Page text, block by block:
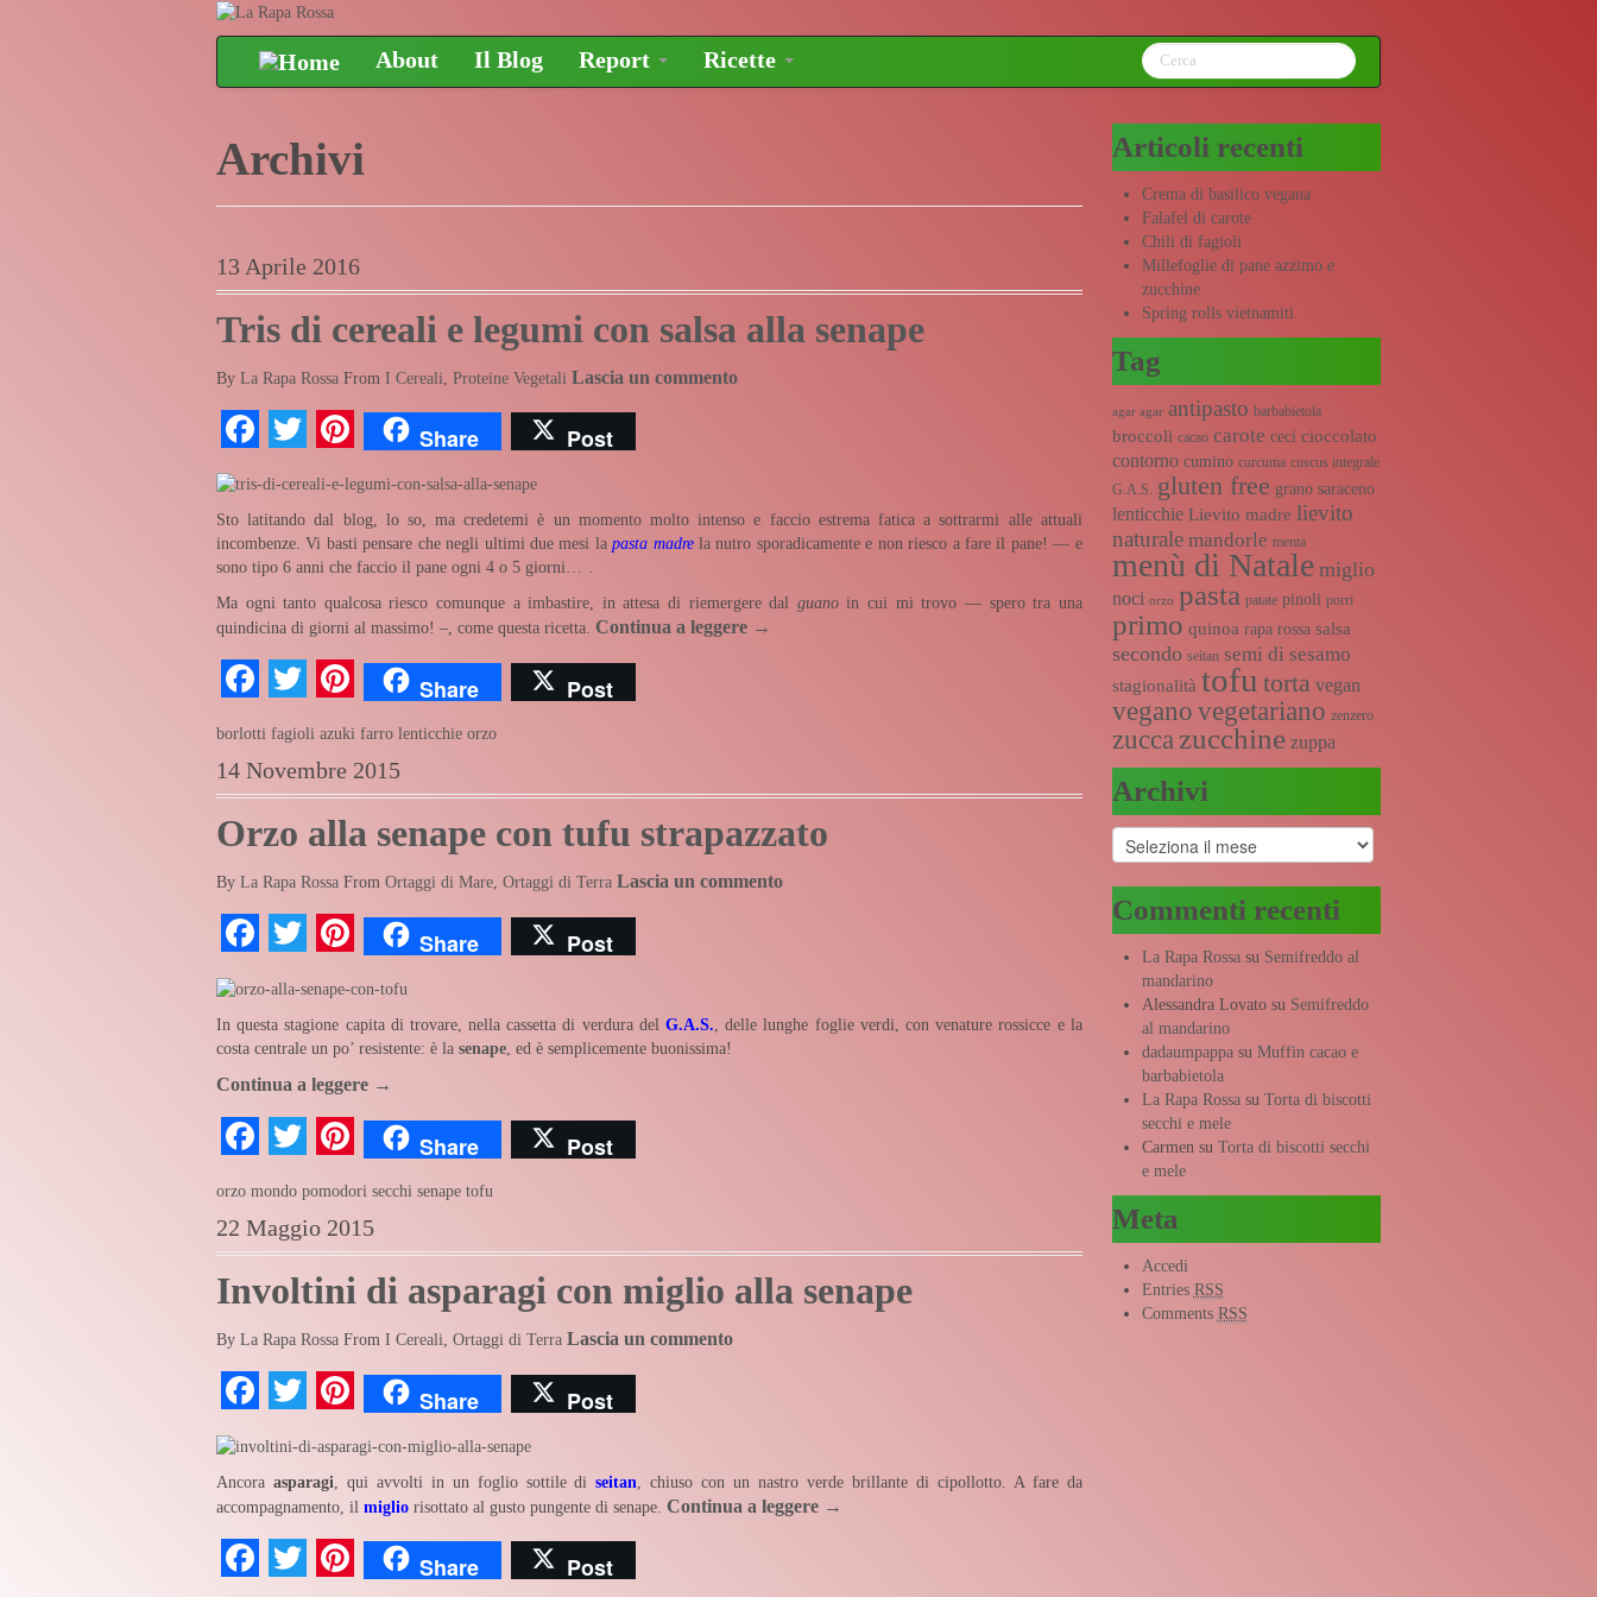
About Il Blog Report Ricette
Archivi
13 Aprile 2016
Tris di cereali e legumi con salsa alla senape
By La Rapa Rossa From I Cereali Proteine Vegetali Lascia un commento
Facebook
TwitterPinterest
Share Post
Sto latitando dal blog, lo so, ma credetemi è un momento molto intenso e faccio estrema fatica a sottrarmi alle attuali
incombenze. Vi basti pensare che negli ultimi due mesi lapasta madrela nutro sporadicamente e non riesco a fare il pane! — e
sono tipo 6 anni che faccio il pane ogni 4 o 5 giorni… .
Ma ogni tanto qualcosa riesco comunque a imbastire, in attesa di riemergere dal guanoin cui mi trovo — spero tra una
quindicina di giorni al massimo! –, come questa ricetta. Continua a leggere →
Facebook
TwitterPinterest
Share Post
borlotti fagioli azuki farro lenticchie orzo
14 Novembre 2015
Orzo alla senape con tufu strapazzato
By La Rapa Rossa From Ortaggi di Mare, Ortaggi di Terra Lascia un commento
Facebook
TwitterPinterest
Share Post
In questa stagione capita di trovare, nella cassetta di verdura delG.A.S., delle lunghe foglie verdi, con venature rossicce e la
costa centrale un po’ resistente: è la senape, ed è semplicemente buonissima!
Continua a leggere →
Facebook
TwitterPinterest
Share Post
orzo mondo pomodori secchi senape tofu
22 Maggio 2015
Involtini di asparagi con miglio alla senape
By La Rapa Rossa From I Cereali, Ortaggi di Terra Lascia un commento
Facebook
TwitterPinterest
Share Post
Ancora asparagi , qui avvolti in un foglio sottile di seitan , chiuso con un nastro verde brillante di cipollotto. A fare da
accompagnamento, il miglio risottato al gusto pungente di senape. Continua a leggere →
Facebook
TwitterPinterest
Share Post
Articoli recenti
Crema di basilico vegana
Falafel di carote
Chili di fagioli
Millefoglie di pane azzimo e
zucchine
Spring rolls vietnamiti
Tag
agar agar antipasto barbabietola
broccoli cacao carote ceci cioccolato
contorno cumino curcuma cuscus integrale
G.A.S.
gluten free grano saraceno
lenticchie Lievito madre lievito
naturale mandorle menta
menù di Natale miglio
noci orzo pasta patate pinoli porri
primo quinoa rapa rossa salsa
secondo seitan semi di sesamo
stagionalità tofu torta vegan
vegano vegetariano zenzero
zucca zucchine zuppa
Archivi
Archivi
Commenti recenti
La Rapa Rossasu Semifreddo al
mandarino
Alessandra Lovatosu Semifreddo
al mandarino
dadaumpappasu Muffin cacao e
barbabietola
La Rapa Rossasu Torta di biscotti
secchi e mele
Carmen su Torta di biscotti secchi
e mele
Meta
Accedi
Entries RSS
Comments RSS